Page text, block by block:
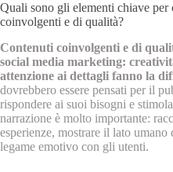
Quali sono gli elementi chiave per
coinvolgenti e di qualità?
Contenuti coinvolgenti e di
social media marketing:
attenzione ai dettagli fanno la
dovrebbero essere pensati per il
rispondere ai suoi bisogni e
narrazione è molto importante:
esperienze, mostrare il lato umano
legame emotivo con gli utenti.